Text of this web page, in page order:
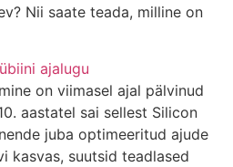
Nii saate teada, milline on
ajalugu
on viimasel ajal pälvinud
aastatel sai sellest Silicon
juba optimeeritud ajude
kasvas, suutsid teadlased